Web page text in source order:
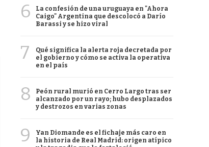
6
La confesión de una uruguaya en "Ahora
Caigo" Argentina que descolocó a Darío
Barassi y se hizo viral
7
Qué significa la alerta roja decretada por
el gobierno y cómo se activa la operativa
en el país
8
Peón rural murió en Cerro Largo tras ser
alcanzado por un rayo; hubo desplazados
y destrozos en varias zonas
9
Yan Diomande es el fichaje más caro en
la historia de Real Madrid: origen atípico